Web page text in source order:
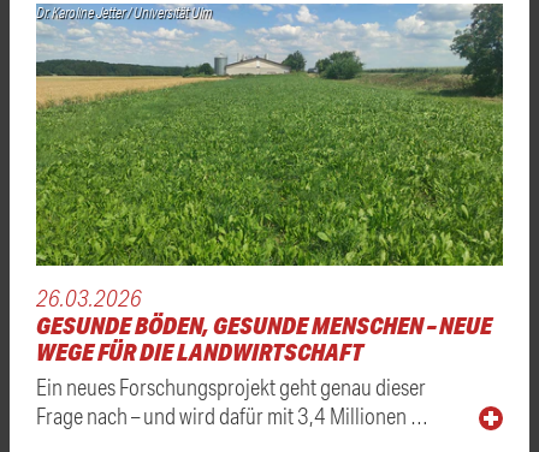
Dr. Karoline Jetter / Universität Ulm
26.03.2026
GESUNDE BÖDEN, GESUNDE MENSCHEN – NEUE
WEGE FÜR DIE LANDWIRTSCHAFT
Ein neues Forschungsprojekt geht genau dieser
Frage nach – und wird dafür mit 3,4 Millionen …